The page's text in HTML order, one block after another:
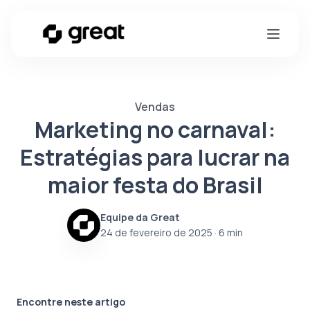
Vendas
Marketing no carnaval:
Estratégias para lucrar na
maior festa do Brasil
Equipe da Great
24 de fevereiro de 2025 · 6 min
Encontre neste artigo